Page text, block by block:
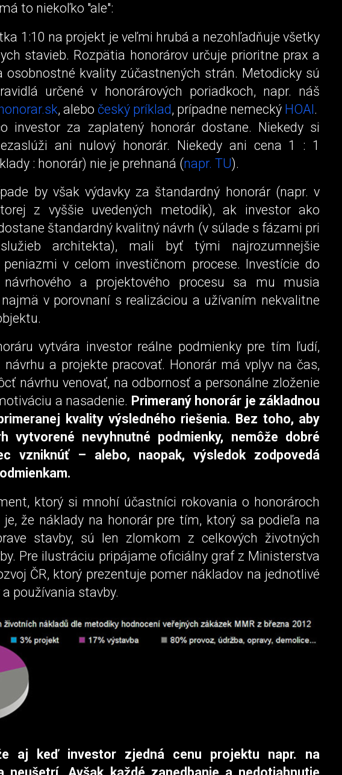
to niekoľko "ale":
1:10 na projekt je veľmi hrubá a nezohľadňuje všetky
stavieb. Rozpätia honorárov určuje prioritne prax a
osobnostné kvality zúčastnených strán. Metodicky sú
určené v honorárových poriadkoch, napr. náš
, alebo český príklad, prípadne nemecký HOAI.
investor za zaplatený honorár dostane. Niekedy si
ani nulový honorár. Niekedy ani cena 1 : 1
: honorár) nie je prehnaná (napr. TU).
by však výdavky za štandardný honorár (napr. v
z vyššie uvedených metodík), ak investor ako
štandardný kvalitný návrh (v súlade s fázami pri
architekta), mali byť tými najrozumnejšie
peniazmi v celom investičnom procese. Investície do
návrhového a projektového procesu sa mu musia
v porovnaní s realizáciou a užívaním nekvalitne
vytvára investor reálne podmienky pre tím ľudí,
návrhu a projekte pracovať. Honorár má vplyv na čas,
návrhu venovať, na odbornosť a personálne zloženie
a nasadenie. Primeraný honorár je základnou
kvality výsledného riešenia. Bez toho, aby
vytvorené nevyhnutné podmienky, nemôže dobré
vzniknúť – alebo, naopak, výsledok zodpovedá
ktorý si mnohí účastníci rokovania o honorároch
je, že náklady na honorár pre tím, ktorý sa podieľa na
stavby, sú len zlomkom z celkových životných
Pre ilustráciu pripájame oficiálny graf z Ministerstva
ČR, ktorý prezentuje pomer nákladov na jednotlivé
používania stavby.
aj keď investor zjedná cenu projektu napr. na